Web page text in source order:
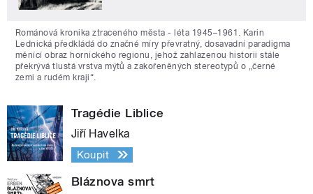
Románová kronika ztraceného města - léta 1945–1961. Karin
Lednická předkládá do značné míry převratný, dosavadní paradigma
měnící obraz hornického regionu, jehož zahlazenou historii stále
překrývá tlustá vrstva mýtů a zakořeněných stereotypů o „černé
zemi a rudém kraji“.
Tragédie Liblice
Jiří Havelka
Koupit
Bláznova smrt